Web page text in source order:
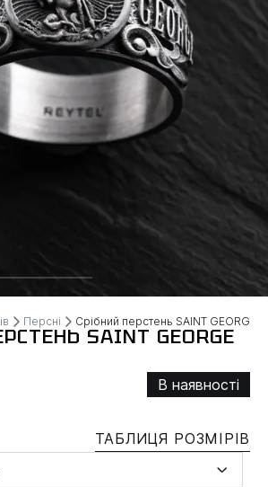
Персні Срібний перстень SAINT GEORGE
SAINT GEORGE
В наявності
ТАБЛИЦЯ РОЗМІРІВ